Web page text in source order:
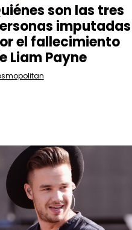
son las tres
imputadas
el fallecimiento
Liam Payne